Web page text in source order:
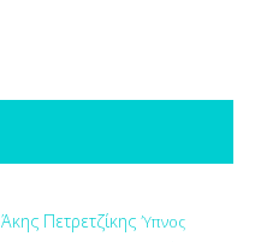
Άκης Πετρετζίκης Ύπνος